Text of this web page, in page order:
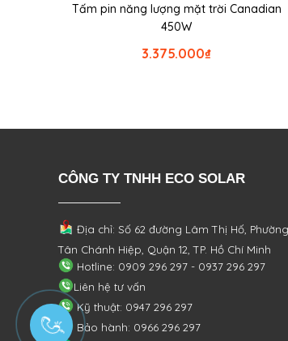
Tấm pin năng lượng mặt trời Canadian
450W
₫
3.375.000
CÔNG TY TNHH ECO SOLAR
Địa chỉ: Số 62 đường Lâm Thị Hố, Phường
Tân Chánh Hiệp, Quận 12, TP. Hồ Chí Minh
Hotline: 0909 296 297 - 0937 296 297
Liên hệ tư vấn
Kỹ thuật: 0947 296 297
Bảo hành: 0966 296 297